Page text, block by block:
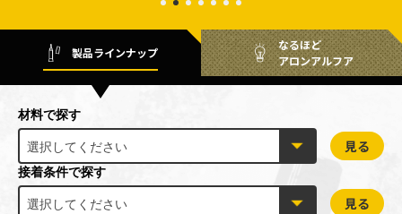
製品ラインナップ
なるほど
アロンアルフア
材料で探す
選択してください 見る
接着条件で探す
選択してください 見る